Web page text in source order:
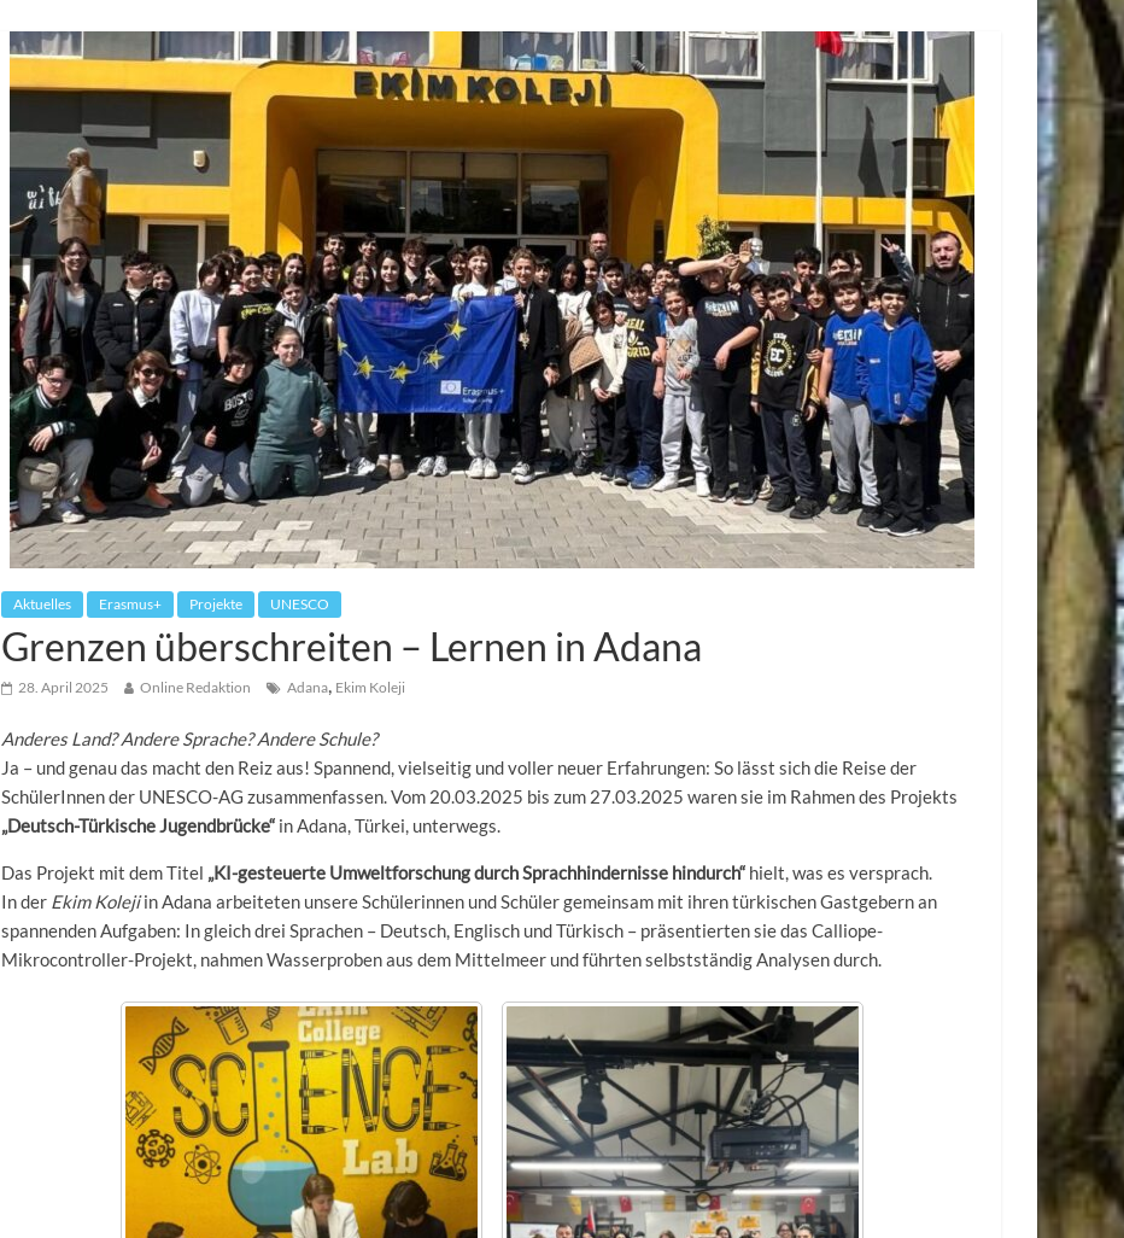
Aktuelles Erasmus+ Projekte UNESCO
Grenzen überschreiten – Lernen in Adana
28. April 2025 Online Redaktion Adana, Ekim Koleji
Anderes Land? Andere Sprache? Andere Schule?
Ja – und genau das macht den Reiz aus! Spannend, vielseitig und voller neuer Erfahrungen: So lässt sich die Reise der
SchülerInnen der UNESCO-AG zusammenfassen. Vom 20.03.2025 bis zum 27.03.2025 waren sie im Rahmen des Projekts
„Deutsch-Türkische Jugendbrücke“ in Adana, Türkei, unterwegs.
Das Projekt mit dem Titel „KI-gesteuerte Umweltforschung durch Sprachhindernisse hindurch“ hielt, was es versprach.
In der Ekim Kolejiin Adana arbeiteten unsere Schülerinnen und Schüler gemeinsam mit ihren türkischen Gastgebern an
spannenden Aufgaben: In gleich drei Sprachen – Deutsch, Englisch und Türkisch – präsentierten sie das Calliope-
Mikrocontroller-Projekt, nahmen Wasserproben aus dem Mittelmeer und führten selbstständig Analysen durch.